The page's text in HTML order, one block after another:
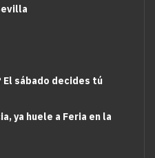
El sábado decides tú
ya huele a Feria en la